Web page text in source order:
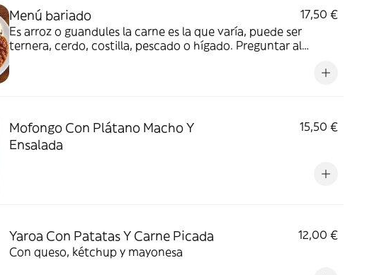
Menú bariado
17,50 €
Es arroz o guandules la carne es la que varía, puede ser
ternera, cerdo, costilla, pescado o hígado. Preguntar al
Mofongo Con Plátano Macho Y
Ensalada
15,50 €
Yaroa Con Patatas Y Carne Picada
12,00 €
Con queso, kétchup y mayonesa